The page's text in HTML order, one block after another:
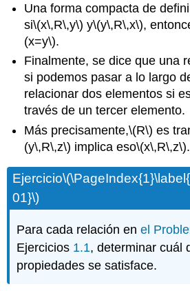
Una forma compacta de
si\(x\,R\,y\) y\(y\,R\,x\),
(x=y\).
Finalmente, se dice que una
si podemos pasar a lo largo
relacionar dos elementos si
través de un tercer elemento.
Más precisamente,\(R\) es
(y\,R\,z\) implica eso\(x\,R\,z\).
Ejercicio
01}\)
Para cada relación enel
Ejercicios 1.1, determinar cuál
propiedades se satisface.